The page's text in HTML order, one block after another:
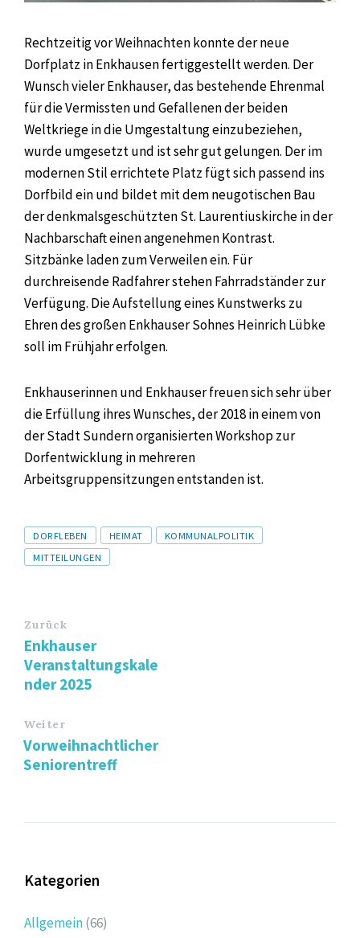
Rechtzeitig vor Weihnachten konnte der neue
Dorfplatz in Enkhausen fertiggestellt werden. Der
Wunsch vieler Enkhauser, das bestehende Ehrenmal
für die Vermissten und Gefallenen der beiden
Weltkriege in die Umgestaltung einzubeziehen,
wurde umgesetzt und ist sehr gut gelungen. Der im
modernen Stil errichtete Platz fügt sich passend ins
Dorfbild ein und bildet mit dem neugotischen Bau
der denkmalsgeschützten St. Laurentiuskirche in der
Nachbarschaft einen angenehmen Kontrast.
Sitzbänke laden zum Verweilen ein. Für
durchreisende Radfahrer stehen Fahrradständer zur
Verfügung. Die Aufstellung eines Kunstwerks zu
Ehren des großen Enkhauser Sohnes Heinrich Lübke
soll im Frühjahr erfolgen.
Enkhauserinnen und Enkhauser freuen sich sehr über
die Erfüllung ihres Wunsches, der 2018 in einem von
der Stadt Sundern organisierten Workshop zur
Dorfentwicklung in mehreren
Arbeitsgruppensitzungen entstanden ist.
Tags
DORFLEBEN HEIMAT
KOMMUNALPOLITIK
MITTEILUNGEN
Zurück
Enkhauser
Veranstaltungskale
nder 2025
Weiter
Vorweihnachtlicher
Seniorentreff
Kategorien
Allgemein(66)